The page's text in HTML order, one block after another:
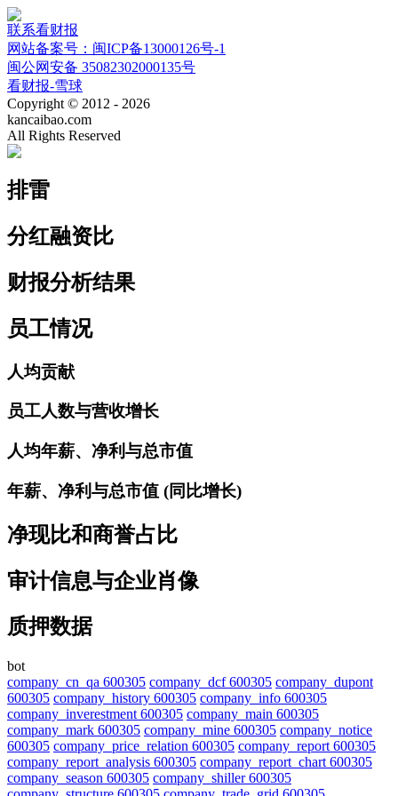
联系看财报
网站备案号：闽ICP备13000126号-1
闽公网安备 35082302000135号
看财报-雪球
Copyright © 2012 - 2026
kancaibao.com
All Rights Reserved
排雷
分红融资比
财报分析结果
员工情况
人均贡献
员工人数与营收增长
人均年薪、净利与总市值
年薪、净利与总市值 (同比增长)
净现比和商誉占比
审计信息与企业肖像
质押数据
bot
company_cn_qa 600305 company_dcf 600305 company_dupont
600305 company_history 600305 company_info 600305
company_inverestment 600305 company_main 600305
company_mark 600305 company_mine 600305 company_notice
600305 company_price_relation 600305 company_report 600305
company_report_analysis 600305 company_report_chart 600305
company_season 600305 company_shiller 600305